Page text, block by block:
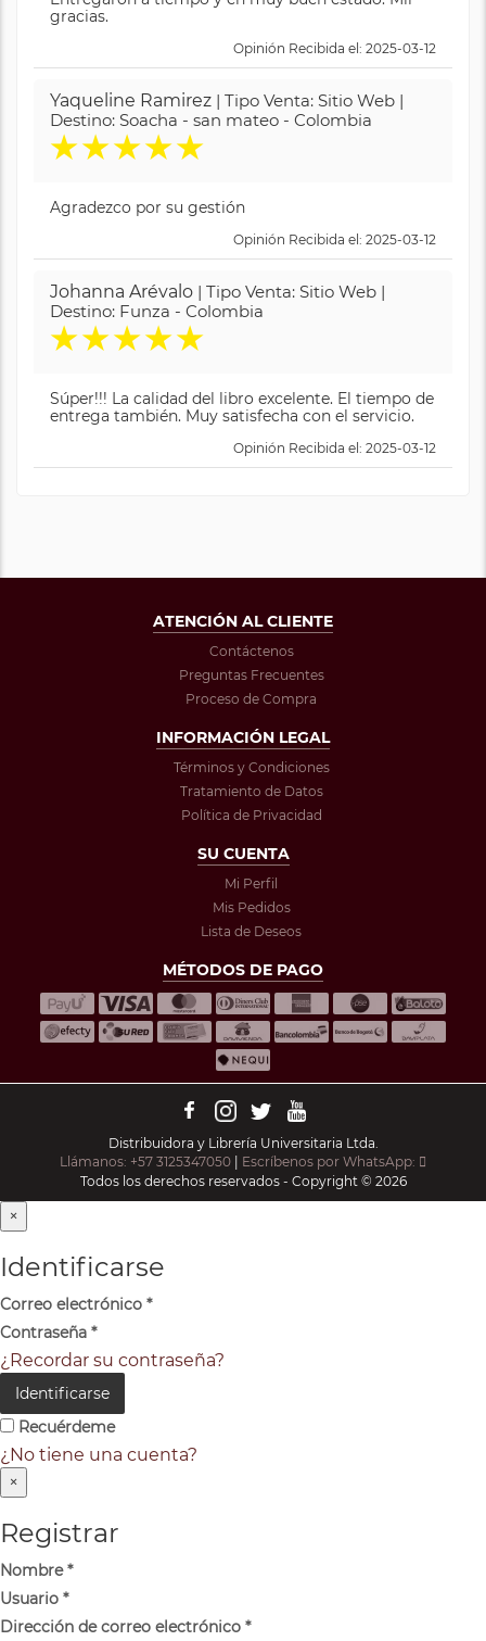
gracias.
Opinión Recibida el: 2025-03-12
Yaqueline Ramirez | Tipo Venta: Sitio Web |
Destino: Soacha - san mateo - Colombia
★★★★★
Agradezco por su gestión
Opinión Recibida el: 2025-03-12
Johanna Arévalo | Tipo Venta: Sitio Web |
Destino: Funza - Colombia
★★★★★
Súper!!! La calidad del libro excelente. El tiempo de
entrega también. Muy satisfecha con el servicio.
Opinión Recibida el: 2025-03-12
ATENCIÓN AL CLIENTE
Contáctenos
Preguntas Frecuentes
Proceso de Compra
INFORMACIÓN LEGAL
Términos y Condiciones
Tratamiento de Datos
Política de Privacidad
SU CUENTA
Mi Perfil
Mis Pedidos
Lista de Deseos
MÉTODOS DE PAGO
Distribuidora y Librería Universitaria Ltda.
Llámanos: +57 3125347050
Escríbenos por WhatsApp:
Todos los derechos reservados - Copyright © 2026
×
Identificarse
Correo electrónico *
Contraseña *
¿Recordar su contraseña?
Identificarse
Recuérdeme
¿No tiene una cuenta?
×
Registrar
Nombre*
Usuario *
Dirección de correo electrónico *